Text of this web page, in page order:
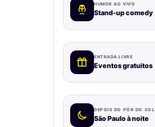
HUMOR AO VIVO
Stand-up comedy
ENTRADA LIVRE
Eventos gratuitos
DEPOIS DO PÔR DO SOL
São Paulo à noite